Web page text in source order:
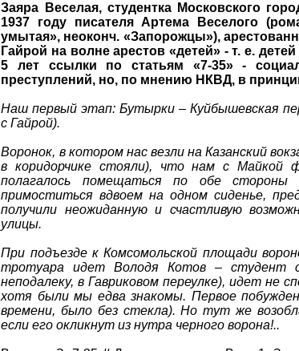
Заяра Веселая, студентка Московского
1937 году писателя Артема Веселого
умытая», неоконч. «Запорожцы»),
Гайрой на волне арестов «детей» - т. е.
5 лет ссылки по статьям «7-35» -
преступлений, но, по мнению НКВД, в
Наш первый этап: Бутырки – Куйбышевская
с Гайрой).
Воронок, в котором нас везли на Казанский
в коридорчике стояли), что нам с Майкой
полагалось помещаться по обе стороны
примоститься вдвоем на одном сиденье,
получили неожиданную и счастливую
улицы.
При подъезде к Комсомольской площади
тротуара идет Володя Котов – студент
неподалеку, в Гавриковом переулке), идет не
хотя были мы едва знакомы. Первое
времени, было без стекла). Но тут же
если его окликнут из нутра черного ворона!..